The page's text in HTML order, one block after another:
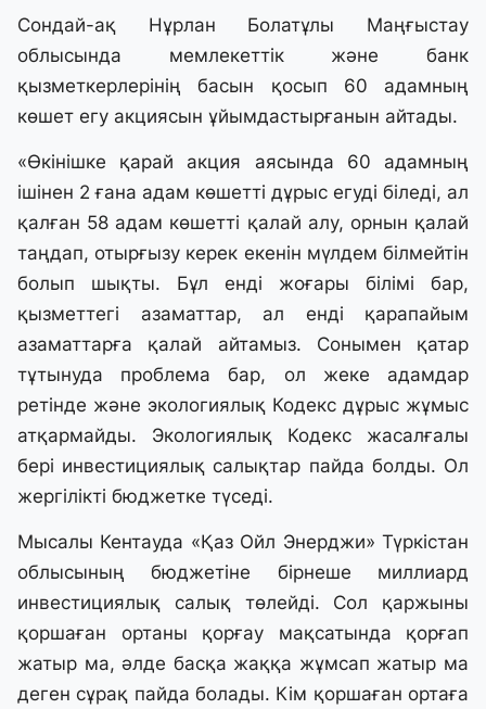
Сондай-ақ Нұрлан Болатұлы Маңғыстау
облысында мемлекеттік және банк
қызметкерлерінің басын қосып 60 адамның
көшет егу акциясын ұйымдастырғанын айтады.
«Өкінішке қарай акция аясында 60 адамның
ішінен 2 ғана адам көшетті дұрыс егуді біледі, ал
қалған 58 адам көшетті қалай алу, орнын қалай
таңдап, отырғызу керек екенін мүлдем білмейтін
болып шықты. Бұл енді жоғары білімі бар,
қызметтегі азаматтар, ал енді қарапайым
азаматтарға қалай айтамыз. Сонымен қатар
тұтынуда проблема бар, ол жеке адамдар
ретінде және экологиялық Кодекс дұрыс жұмыс
атқармайды. Экологиялық Кодекс жасалғалы
бері инвестициялық салықтар пайда болды. Ол
жергілікті бюджетке түседі.
Мысалы Кентауда «Қаз Ойл Энерджи» Түркістан
облысының бюджетіне бірнеше миллиард
инвестициялық салық төлейді. Сол қаржыны
қоршаған ортаны қорғау мақсатында қорғап
жатыр ма, әлде басқа жаққа жұмсап жатыр ма
деген сұрақ пайда болады. Кім қоршаған ортаға